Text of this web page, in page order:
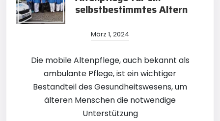
selbstbestimmtes Altern
März 1, 2024
Die mobile Altenpflege, auch bekannt als
ambulante Pflege, ist ein wichtiger
Bestandteil des Gesundheitswesens, um
älteren Menschen die notwendige
Unterstützung